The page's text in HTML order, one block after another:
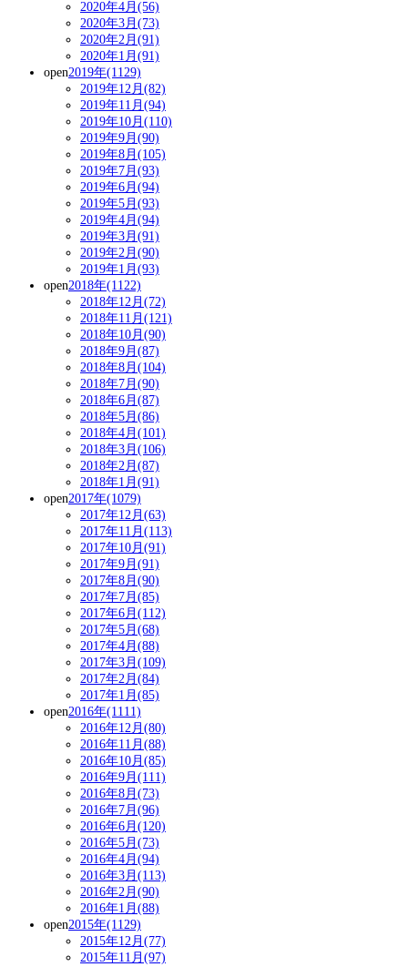
2020年4月(56)
2020年3月(73)
2020年2月(91)
2020年1月(91)
open2019年(1129)
2019年12月(82)
2019年11月(94)
2019年10月(110)
2019年9月(90)
2019年8月(105)
2019年7月(93)
2019年6月(94)
2019年5月(93)
2019年4月(94)
2019年3月(91)
2019年2月(90)
2019年1月(93)
open2018年(1122)
2018年12月(72)
2018年11月(121)
2018年10月(90)
2018年9月(87)
2018年8月(104)
2018年7月(90)
2018年6月(87)
2018年5月(86)
2018年4月(101)
2018年3月(106)
2018年2月(87)
2018年1月(91)
open2017年(1079)
2017年12月(63)
2017年11月(113)
2017年10月(91)
2017年9月(91)
2017年8月(90)
2017年7月(85)
2017年6月(112)
2017年5月(68)
2017年4月(88)
2017年3月(109)
2017年2月(84)
2017年1月(85)
open2016年(1111)
2016年12月(80)
2016年11月(88)
2016年10月(85)
2016年9月(111)
2016年8月(73)
2016年7月(96)
2016年6月(120)
2016年5月(73)
2016年4月(94)
2016年3月(113)
2016年2月(90)
2016年1月(88)
open2015年(1129)
2015年12月(77)
2015年11月(97)